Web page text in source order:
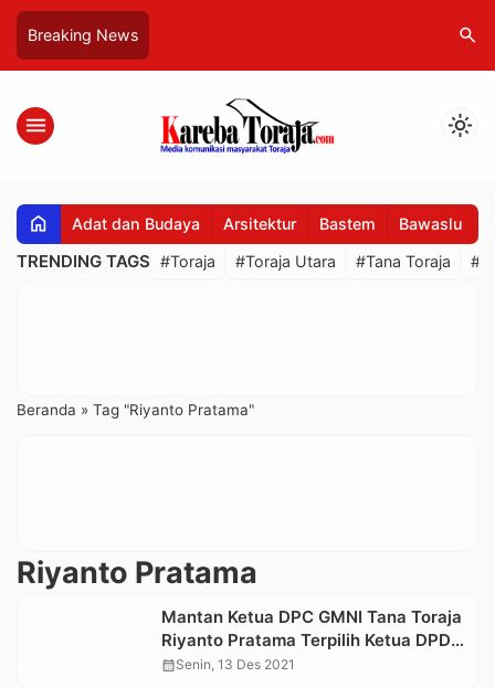
Breaking News search
menu light_mode
home Adat dan Budaya Arsitektur Bastem Bawaslu
TRENDING TAGS #Toraja #Toraja Utara #Tana Toraja
Beranda » Tag "Riyanto Pratama"
Riyanto Pratama
Mantan Ketua DPC GMNI Tana Toraja
Riyanto Pratama Terpilih Ketua DPD
GMNI Sulsel
calendar_monthSenin, 13 Des 2021